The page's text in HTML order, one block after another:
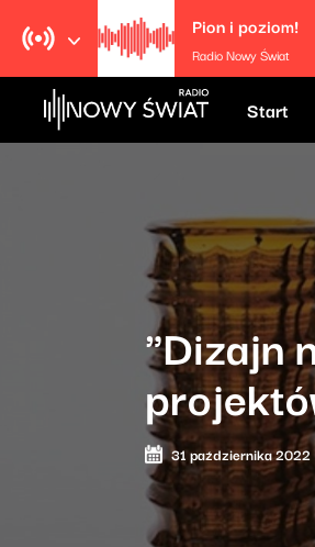
Pion i poziom!
Radio Nowy Świat
Start
"Dizajn
31 października 2022